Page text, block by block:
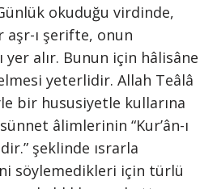
okuduğu virdinde,
ı şerifte, onun
alır. Bunun için hâlisâne
yeterlidir. Allah Teâlâ
bir hususiyetle kullarına
âlimlerinin “Kur’ân-ı
şeklinde ısrarla
söylemedikleri için türlü